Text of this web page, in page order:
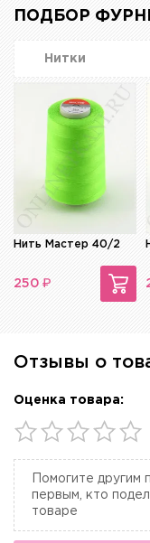
ПОДБОР
Нитки
Нить Мастер 40/2
250 ₽
Отзывы о
Оценка товара:
Помогите другим
первым, кто
товаре